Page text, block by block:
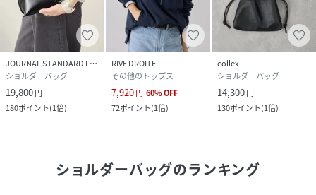
JOURNAL STANDARD L'ESSAGE
ショルダーバッグ
19,800円
180ポイント(1倍)
RIVE DROITE
その他のトップス
7,920円 60%OFF
72ポイント(1倍)
collex
ショルダーバッグ
14,300円
130ポイント(1倍)
ショルダーバッグのランキング